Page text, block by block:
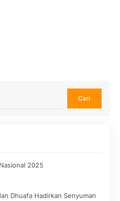
Cari
2025
Dhuafa Hadirkan Senyuman